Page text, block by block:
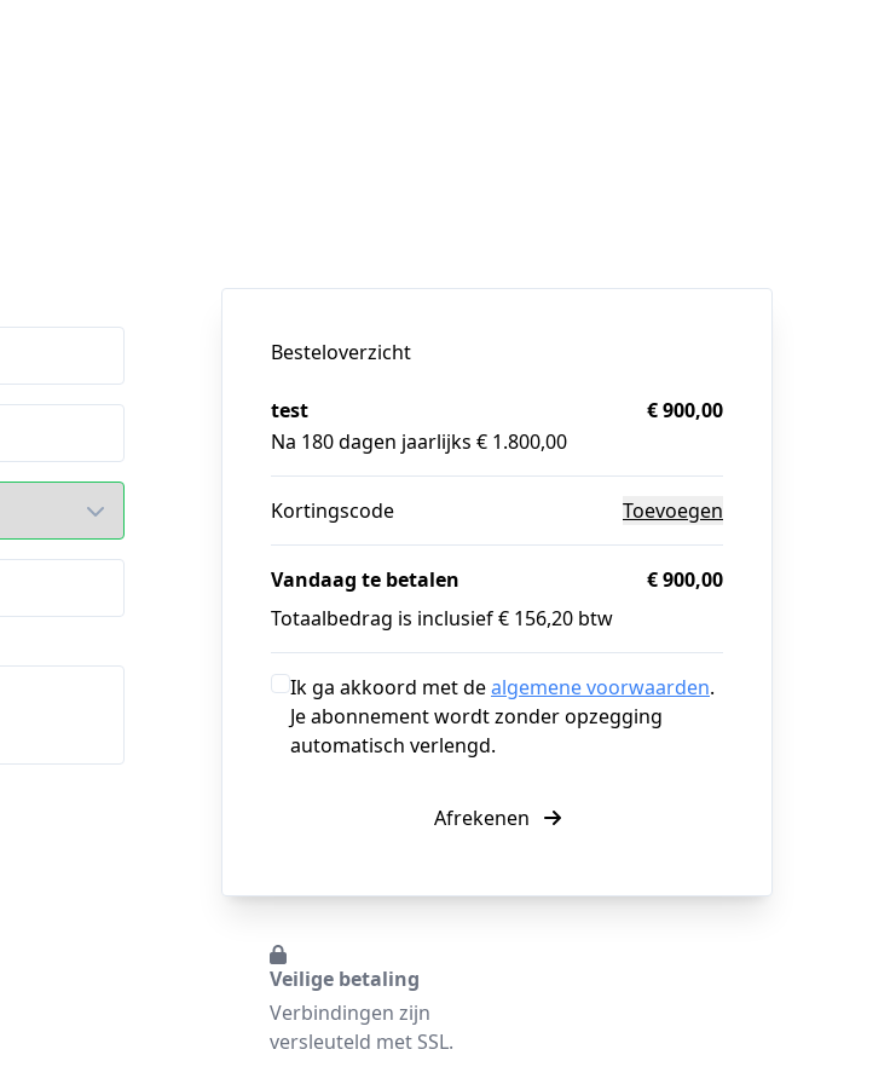
Besteloverzicht
test
Na 180 dagen jaarlijks € 1.800,00
€ 900,00
Kortingscode Toevoegen
Vandaag te betalen
€ 900,00
Totaalbedrag is inclusief € 156,20 btw
Ik ga akkoord met dealgemene voorwaarden.
Je abonnement wordt zonder opzegging
automatisch verlengd.
Afrekenen
Veilige betaling
Verbindingen zijn
versleuteld met SSL.